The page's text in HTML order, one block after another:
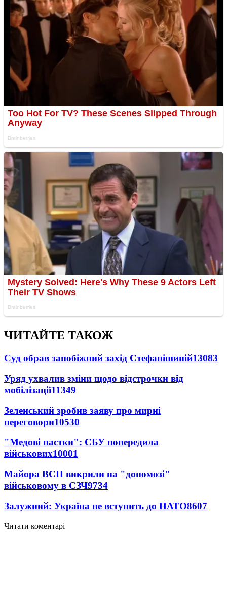
ЧИТАЙТЕ ТАКОЖ
Суд обрав запобіжний захід Стефанішиній13083
Уряд ухвалив зміни щодо відстрочки від
мобілізації11349
Зеленський зробив заяву про мирні
переговори10530
"Медові пастки": СБУ попередила
військових10001
Майора ВСП викрили на "допомозі"
військовому в СЗЧ9734
Залужний: Україна не вступить до НАТО8607
Читати коментарі